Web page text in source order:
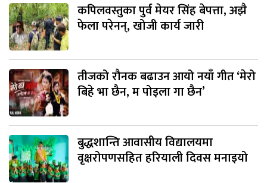
कपिलवस्तुका पुर्व मेयर सिंह बेपत्ता, अझै
फेला परेनन्, खोजी कार्य जारी
तीजको रौनक बढाउन आयो नयाँ गीत ‘मेरो
बिहे भा छैन, म पोइला गा छैन’
बुद्धशान्ति आवासीय विद्यालयमा
वृक्षरोपणसहित हरियाली दिवस मनाइयो